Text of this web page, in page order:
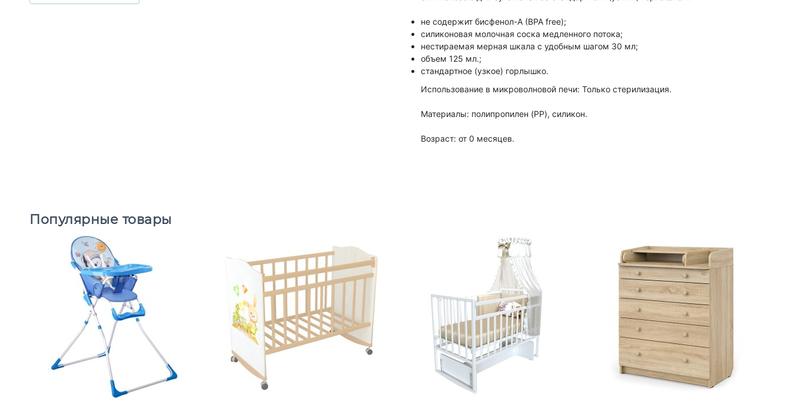
не содержит бисфенол-А (BPA free);
силиконовая молочная соска медленного потока;
нестираемая мерная шкала с удобным шагом 30 мл;
объем 125 мл.;
стандартное (узкое) горлышко.
Использование в микроволновой печи: Только стерилизация.
Материалы: полипропилен (PP), силикон.
Возраст: от 0 месяцев.
Популярные товары